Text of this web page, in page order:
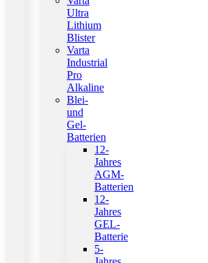
Ultra
Lithium
Blister
Varta
Industrial
Pro
Alkaline
Blei-
und
Gel-
Batterien
12-
Jahres
AGM-
Batterien
12-
Jahres
GEL-
Batterie
5-